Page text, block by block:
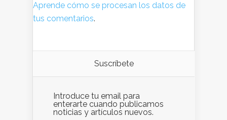
Aprende cómo se procesan los datos de
tus comentarios.
Suscríbete
Introduce tu email para
enterarte cuando publicamos
noticias y artículos nuevos.